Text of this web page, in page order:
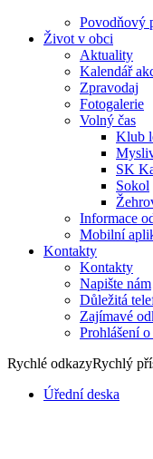
Povodňový
Život v obci
Aktuality
Kalendář
Zpravodaj
Fotogalerie
Volný čas
Klub
SK
Sokol
Informace
Mobilní
Kontakty
Kontakty
Napište nám
Důležitá
Zajímavé
Prohlášení
Rychlé odkazyRychlý
Úřední deska